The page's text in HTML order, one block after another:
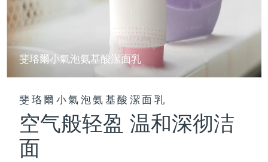
斐珞爾小氣泡氨基酸潔面乳
斐珞爾小氣泡氨基酸潔面乳
空气般轻盈 温和深彻洁
面